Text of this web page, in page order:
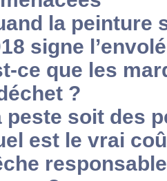
la peinture
signe
ce que les
?
peste soit des
est le vrai